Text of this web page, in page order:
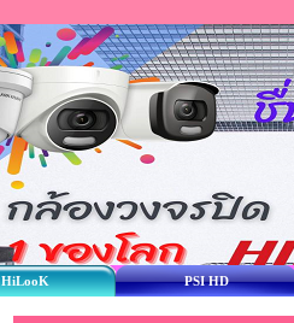
HiLooK PSI HD